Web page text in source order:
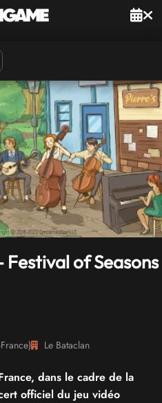
of Seasons
) Le Bataclan
dans le cadre de la
officiel du jeu vidéo